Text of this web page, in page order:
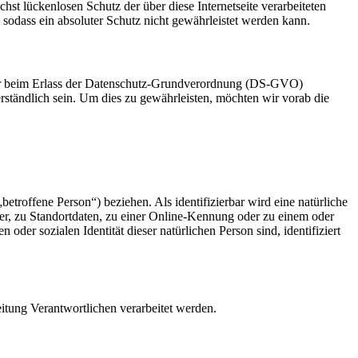
lückenlosen Schutz der über diese Internetseite verarbeiteten
ein absoluter Schutz nicht gewährleistet werden kann.
Erlass der Datenschutz-Grundverordnung (DS-GVO)
sein. Um dies zu gewährleisten, möchten wir vorab die
Person“) beziehen. Als identifizierbar wird eine natürliche
zu Standortdaten, zu einer Online-Kennung oder zu einem oder
oder sozialen Identität dieser natürlichen Person sind, identifiziert
Verantwortlichen verarbeitet werden.